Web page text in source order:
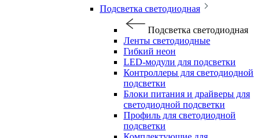
Подсветка светодиодная
Подсветка светодиодная
Ленты светодиодные
Гибкий неон
LED-модули для подсветки
Контроллеры для светодиодной
подсветки
Блоки питания и драйверы для
светодиодной подсветки
Профиль для светодиодной
подсветки